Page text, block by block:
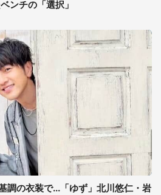
ンチの「選択」
調の衣装で...「ゆず」北川悠仁・岩